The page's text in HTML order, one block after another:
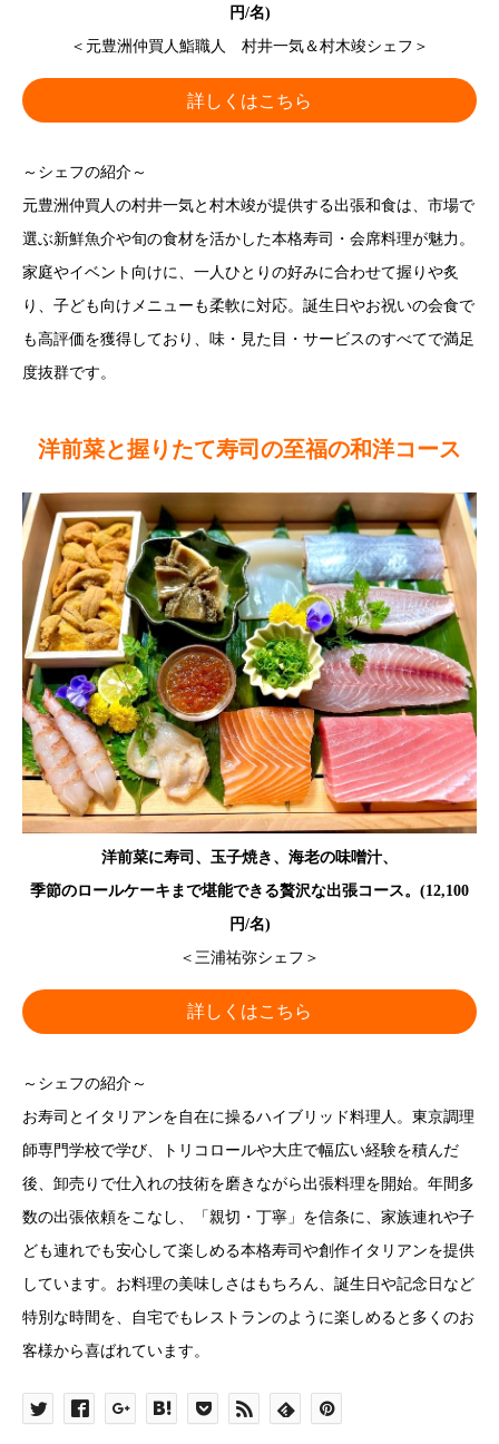
円/名)
＜元豊洲仲買人鮨職人 村井一気＆村木竣シェフ＞
詳しくはこちら
～シェフの紹介～
元豊洲仲買人の村井一気と村木竣が提供する出張和食は、市場で
選ぶ新鮮魚介や旬の食材を活かした本格寿司・会席料理が魅力。
家庭やイベント向けに、一人ひとりの好みに合わせて握りや炙
り、子ども向けメニューも柔軟に対応。誕生日やお祝いの会食で
も高評価を獲得しており、味・見た目・サービスのすべてで満足
度抜群です。
洋前菜と握りたて寿司の至福の和洋コース
洋前菜に寿司、玉子焼き、海老の味噌汁、
季節のロールケーキまで堪能できる贅沢な出張コース。(12,100
円/名)
＜三浦祐弥シェフ＞
詳しくはこちら
～シェフの紹介～
お寿司とイタリアンを自在に操るハイブリッド料理人。東京調理
師専門学校で学び、トリコロールや大庄で幅広い経験を積んだ
後、卸売りで仕入れの技術を磨きながら出張料理を開始。年間多
数の出張依頼をこなし、「親切・丁寧」を信条に、家族連れや子
ども連れでも安心して楽しめる本格寿司や創作イタリアンを提供
しています。お料理の美味しさはもちろん、誕生日や記念日など
特別な時間を、自宅でもレストランのように楽しめると多くのお
客様から喜ばれています。